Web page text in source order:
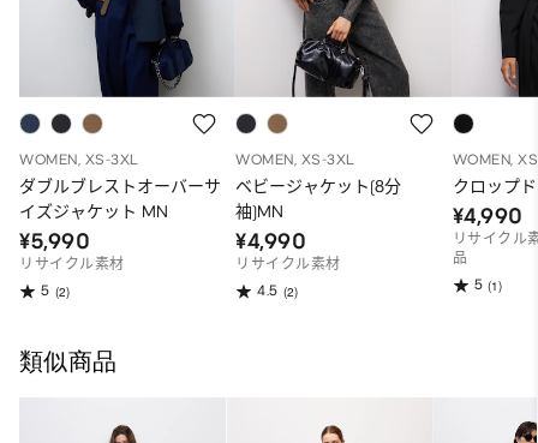
WOMEN, XS-3XL
ダブルブレストオーバーサ
イズジャケット MN
¥5,990
リサイクル素材
5 (2)
WOMEN, XS-3XL
ベビージャケット(8分
袖)MN
¥4,990
リサイクル素材
4.5 (2)
WOMEN,
クロップ
¥4,990
リサイクル
品
5 (1)
類似商品